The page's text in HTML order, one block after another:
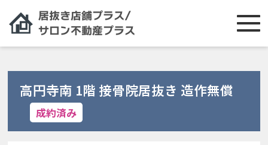
高円寺南 1階 接骨院居抜き 造作無償
成約済み